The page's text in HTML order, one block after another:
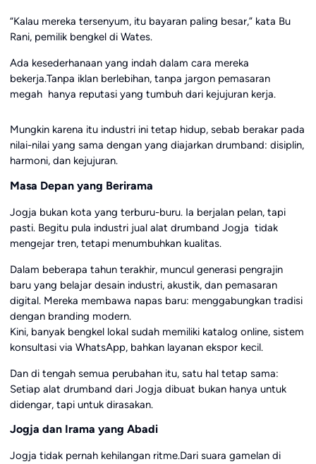
“Kalau mereka tersenyum, itu bayaran paling besar,” kata Bu
Rani, pemilik bengkel di Wates.
Ada kesederhanaan yang indah dalam cara mereka
bekerja.Tanpa iklan berlebihan, tanpa jargon pemasaran
megah hanya reputasi yang tumbuh dari kejujuran kerja.
Mungkin karena itu industri ini tetap hidup, sebab berakar pada
nilai-nilai yang sama dengan yang diajarkan drumband: disiplin,
harmoni, dan kejujuran.
Masa Depan yang Berirama
Jogja bukan kota yang terburu-buru. Ia berjalan pelan, tapi
pasti. Begitu pula industri jual alat drumband Jogja tidak
mengejar tren, tetapi menumbuhkan kualitas.
Dalam beberapa tahun terakhir, muncul generasi pengrajin
baru yang belajar desain industri, akustik, dan pemasaran
digital. Mereka membawa napas baru: menggabungkan tradisi
dengan branding modern.
Kini, banyak bengkel lokal sudah memiliki katalog online, sistem
konsultasi via WhatsApp, bahkan layanan ekspor kecil.
Dan di tengah semua perubahan itu, satu hal tetap sama:
Setiap alat drumband dari Jogja dibuat bukan hanya untuk
didengar, tapi untuk dirasakan.
Jogja dan Irama yang Abadi
Jogja tidak pernah kehilangan ritme.Dari suara gamelan di